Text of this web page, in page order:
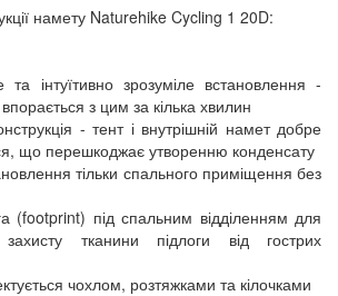
намету Naturehike Cycling 1 20D:
та інтуїтивно зрозуміле встановлення -
з цим за кілька хвилин
- тент і внутрішній намет добре
що перешкоджає утворенню конденсату
тільки спального приміщення без
(footprint) під спальним відділенням для
захисту тканини підлоги від гострих
чохлом, розтяжками та кілочками